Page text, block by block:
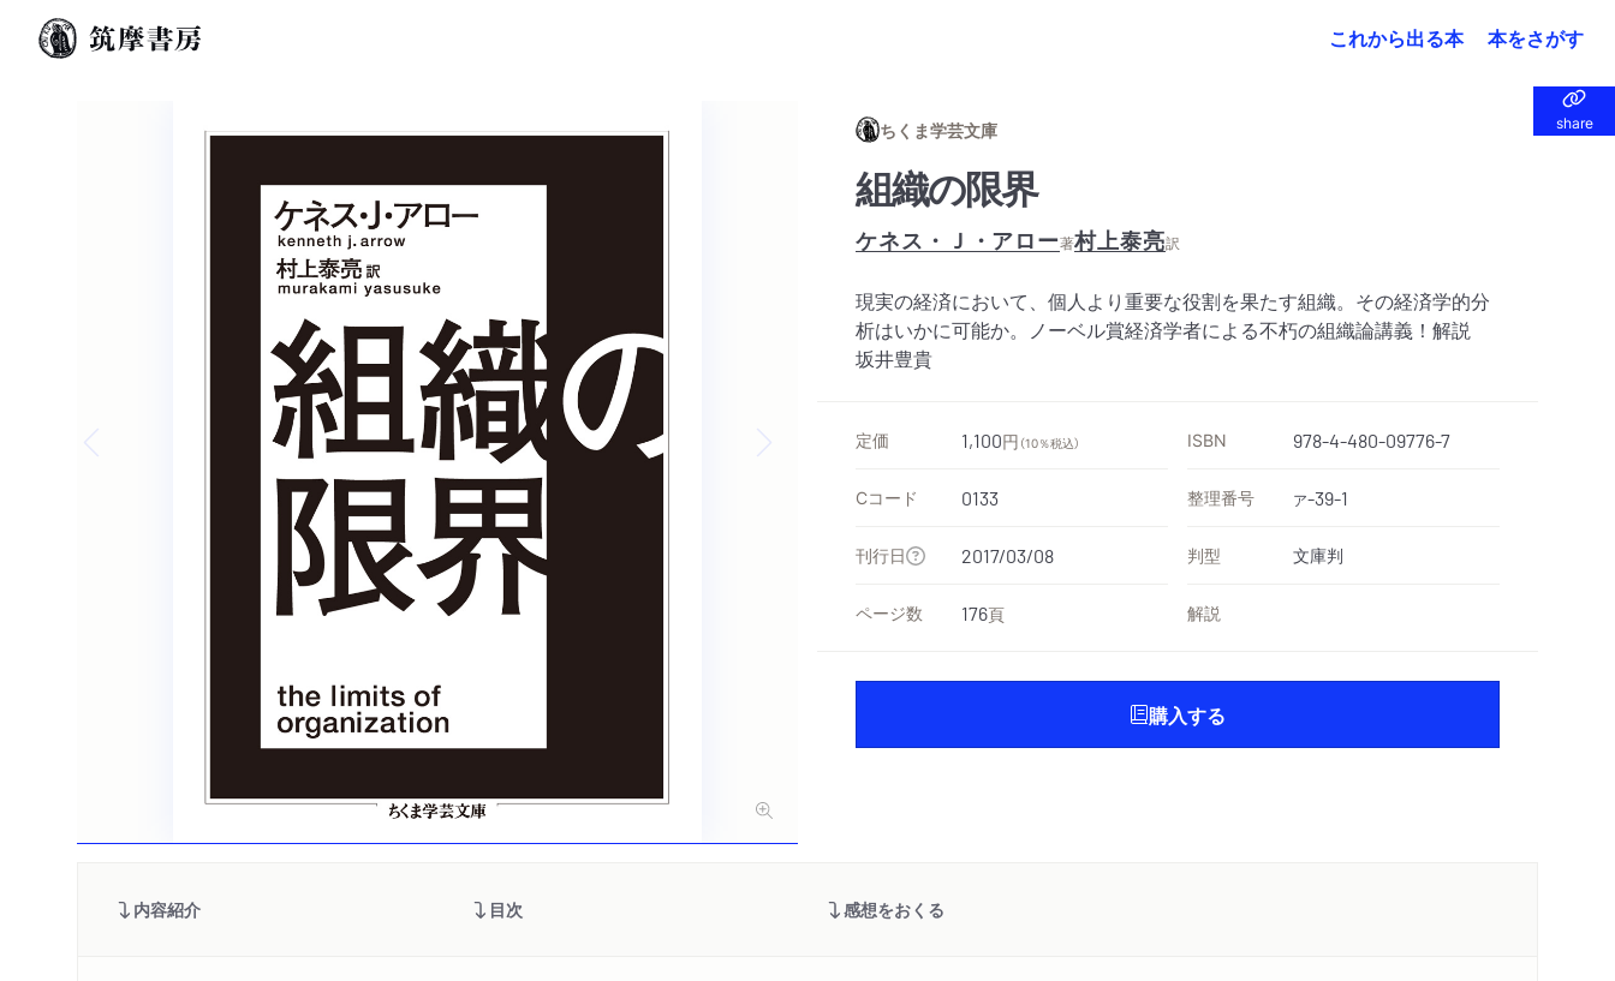
これから出る本 本をさがす
share
share
ちくま学芸文庫
組織の限界
ケネス・Ｊ・アロー著村上泰亮訳
現実の経済において、個人より重要な役割を果たす組織。その経済学的分
析はいかに可能か。ノーベル賞経済学者による不朽の組織論講義！解説
坂井豊貴
定価 1,100円 （10％税込） ISBN 978-4-480-09776-7
Cコード 0133 整理番号 ア-39-1
刊行日 2017/03/08 判型 文庫判
ページ数 176頁 解説
購入する
内容紹介 目次 感想をおくる